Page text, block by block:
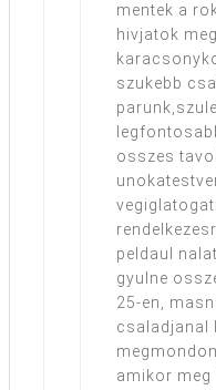
mentek a
hivjatok
szukebb
osszes
peldaul
gyulne
25-en,
csaladjanal
amikor